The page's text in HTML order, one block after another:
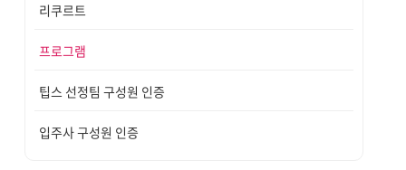
리쿠르트
프로그램
팁스 선정팀 구성원 인증
입주사 구성원 인증